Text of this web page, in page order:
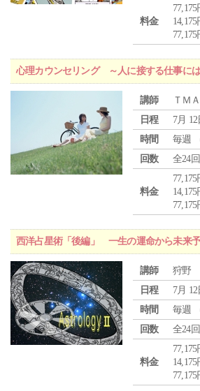
料金
77,175
心理カウンセリング ～人に接する仕事に
講師
ＴＭ
日程
7月 12
時間
毎週
回数
全24回
料金
77,175
西洋占星術「後編」 一生の運命から未来
講師
狩野
日程
7月 12
時間
毎週
回数
全24回
料金
77,175